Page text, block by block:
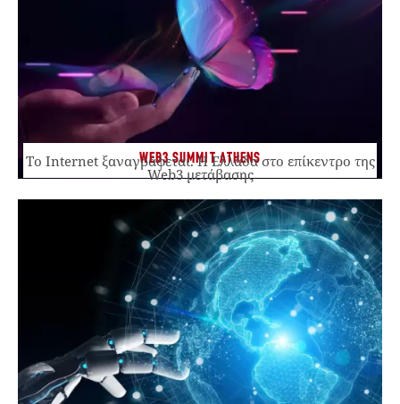
WEB3 SUMMIT ATHENS
Το Internet ξαναγράφεται. Η Ελλάδα στο επίκεντρο της
Web3 μετάβασης